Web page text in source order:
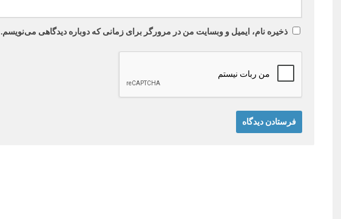
ذخیره نام، ایمیل و وبسایت من در مرورگر برای زمانی که دوباره دیدگاهی می‌نویسم.